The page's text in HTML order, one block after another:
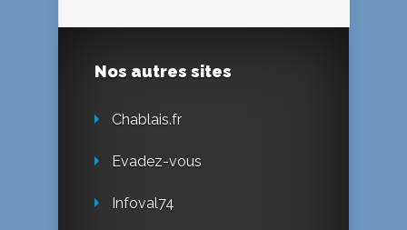
Nos autres sites
Chablais.fr
Evadez-vous
Infoval74